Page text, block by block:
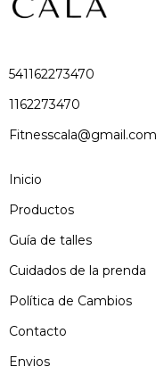
541162273470
1162273470
Fitnesscala@gmail.com
Inicio
Productos
Guía de talles
Cuidados de la prenda
Política de Cambios
Contacto
Envios